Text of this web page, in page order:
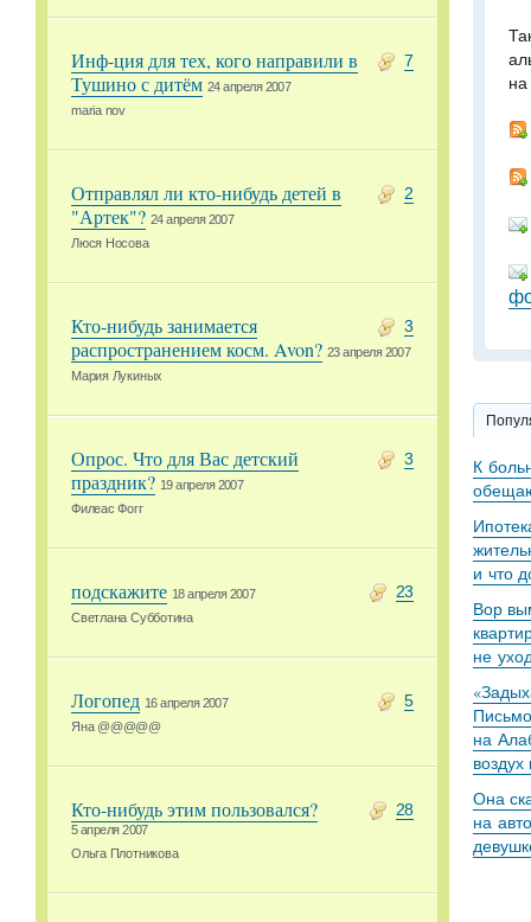
7
Инф-ция для тех, кого направили в
Тушино с дитём 24 апреля 2007
maria nov
2
Отправлял ли кто-нибудь детей в
"Артек"? 24 апреля 2007
Люся Носова
3
Кто-нибудь занимается
распространением косм. Avon? 23 апреля 2007
Мария Лукиных
3
Опрос. Что для Вас детский
праздник? 19 апреля 2007
Филеас Фогг
23
подскажите 18 апреля 2007
Светлана Субботина
5
Логопед 16 апреля 2007
Яна @@@@@
28
Кто-нибудь этим пользовался?
5 апреля 2007
Ольга Плотникова
К
и что
Вор
не
на
Она
на